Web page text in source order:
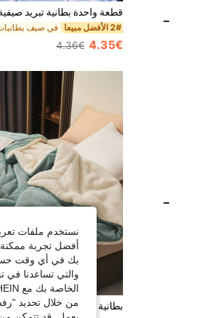
2# الأفضل مبيعا
4.35€
4.36€
نستخدم ملفات
أفضل تجربة ممكنة
بك في أي وقت حسب
والتي تساعدنا في
الخاصة بك مع SHEIN.
من خلال تحديد